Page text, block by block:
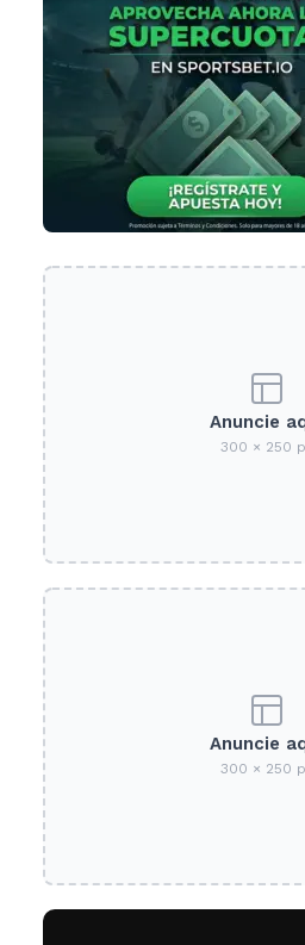
Anuncie
300 × 250
Anuncie
300 × 250